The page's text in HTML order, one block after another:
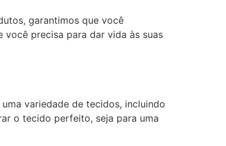
garantimos que você
precisa para dar vida às suas
variedade de tecidos, incluindo
o tecido perfeito, seja para uma